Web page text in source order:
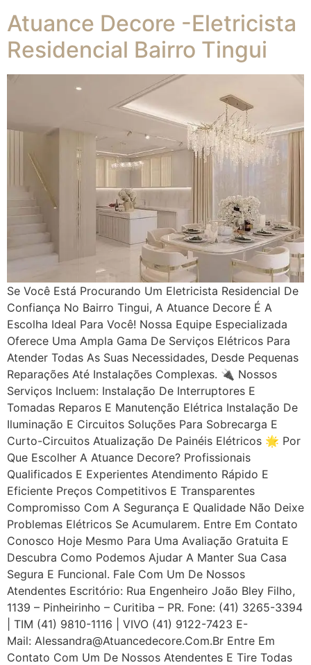
Atuance Decore -Eletricista
Residencial Bairro Tingui
Se Você Está Procurando Um Eletricista Residencial De
Confiança No Bairro Tingui, A Atuance Decore É A
Escolha Ideal Para Você! Nossa Equipe Especializada
Oferece Uma Ampla Gama De Serviços Elétricos Para
Atender Todas As Suas Necessidades, Desde Pequenas
Reparações Até Instalações Complexas. 🔌 Nossos
Serviços Incluem: Instalação De Interruptores E
Tomadas Reparos E Manutenção Elétrica Instalação De
Iluminação E Circuitos Soluções Para Sobrecarga E
Curto-Circuitos Atualização De Painéis Elétricos 🌟 Por
Que Escolher A Atuance Decore? Profissionais
Qualificados E Experientes Atendimento Rápido E
Eficiente Preços Competitivos E Transparentes
Compromisso Com A Segurança E Qualidade Não Deixe
Problemas Elétricos Se Acumularem. Entre Em Contato
Conosco Hoje Mesmo Para Uma Avaliação Gratuita E
Descubra Como Podemos Ajudar A Manter Sua Casa
Segura E Funcional. Fale Com Um De Nossos
Atendentes Escritório: Rua Engenheiro João Bley Filho,
1139 – Pinheirinho – Curitiba – PR. Fone: (41) 3265-3394
| TIM (41) 9810-1116 | VIVO (41) 9122-7423 E-
Mail: Alessandra@atuancedecore.com.br Entre Em
Contato Com Um De Nossos Atendentes E Tire Todas